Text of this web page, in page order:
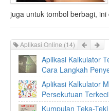
juga untuk tombol berbagi, ini
Aplikasi Online (14) Prev
Aplikasi Kalkulator
Cara Langkah
Aplikasi Kalkulator
Persekutuan
Kumpulan Teka-